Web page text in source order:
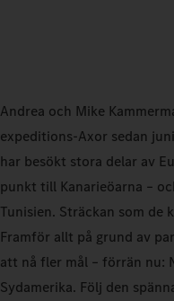
Andrea och Mike
expeditions-Axor sedan
har besökt stora delar av
punkt till Kanarieöarna –
Tunisien. Sträckan som
Framför allt på grund av
att nå fler mål – förrän nu:
Sydamerika. Följ den